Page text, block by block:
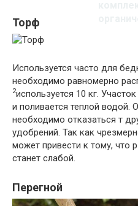
Торф
Используется часто для
необходимо равномерно
2используется 10 кг.
и поливается теплой водой.
необходимо отказаться т
удобрений. Так как
может привести к тому, что
станет слабой.
Перегной